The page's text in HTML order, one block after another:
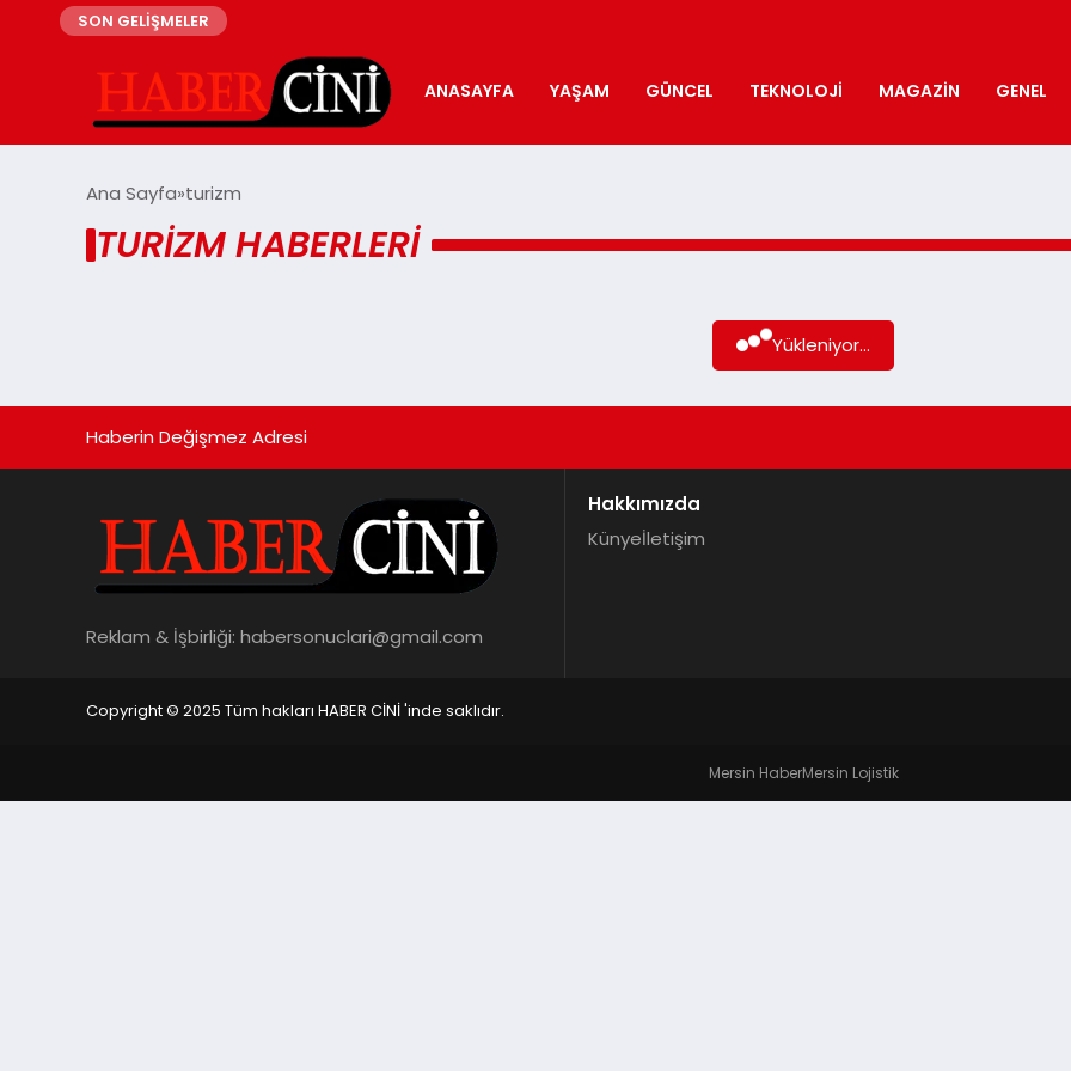
SON GELİŞMELER
ANASAYFA YAŞAM GÜNCEL TEKNOLOJI MAGAZIN GENEL
Ana Sayfa turizm
TURIZM HABERLERI
Yükleniyor...
Haberin Değişmez Adresi
Reklam & İşbirliği: habersonuclari@gmail.com
Hakkımızda
Künyeİletişim
Copyright © 2025 Tüm hakları HABER CİNİ 'inde saklıdır.
Mersin HaberMersin Lojistik